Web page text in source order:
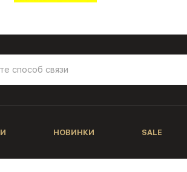
НОВИНКИ SALE